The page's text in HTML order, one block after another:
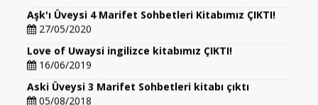
Aşk'ı Üveysi 4 Marifet Sohbetleri Kitabımız ÇIKTI!
27/05/2020
Love of Uwaysi ingilizce kitabımız ÇIKTI!
16/06/2019
Aski Üveysi 3 Marifet Sohbetleri kitabı çıktı
05/08/2018